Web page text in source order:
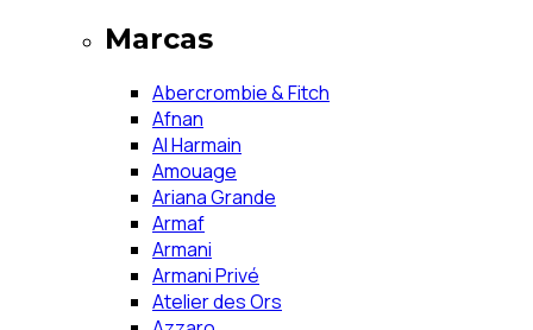
Marcas
Abercrombie & Fitch
Afnan
Al Harmain
Amouage
Ariana Grande
Armaf
Armani
Armani Privé
Atelier des Ors